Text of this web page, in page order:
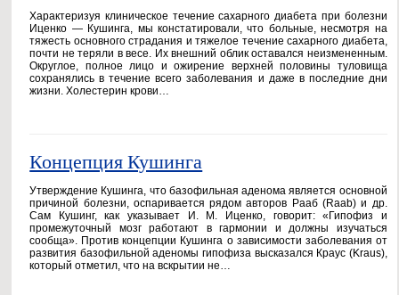
Характеризуя клиническое течение сахарного диабета при болезни
Иценко — Кушинга, мы констатировали, что больные, несмотря на
тяжесть основного страдания и тяжелое течение сахарного диабета,
почти не теряли в весе. Их внешний облик оставался неизмененным.
Округлое, полное лицо и ожирение верхней половины туловища
сохранялись в течение всего заболевания и даже в последние дни
жизни. Холестерин крови…
Концепция Кушинга
Утверждение Кушинга, что базофильная аденома является основной
причиной болезни, оспаривается рядом авторов Рааб (Raab) и др.
Сам Кушинг, как указывает И. М. Иценко, говорит: «Гипофиз и
промежуточный мозг работают в гармонии и должны изучаться
сообща». Против концепции Кушинга о зависимости заболевания от
развития базофильной аденомы гипофиза высказался Краус (Kraus),
который отметил, что на вскрытии не…